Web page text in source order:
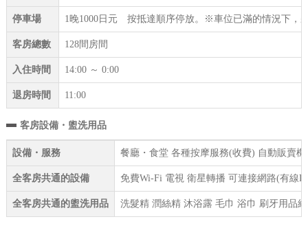
停車場 1晚1000日元 按抵達順序停放。※車位已滿的情況下，
客房總數 128間房間
入住時間 14:00 ～ 0:00
退房時間 11:00
客房設備・盥洗用品
設備・服務 餐廳・食堂 各種按摩服務(收費) 自動販賣
全客房共通的設備 免費Wi-Fi 電視 衛星轉播 可連接網路(有線
全客房共通的盥洗用品 洗髮精 潤絲精 沐浴露 毛巾 浴巾 刷牙用品